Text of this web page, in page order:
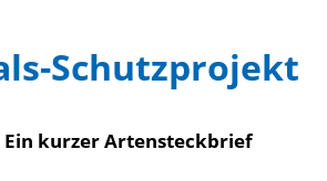
Schutzprojekt
Ein kurzer Artensteckbrief